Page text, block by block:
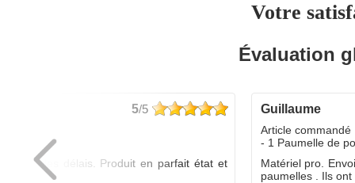
Votre
Évaluation
5/5
dans les délais. Produit en parfait état et
guillaume
Article commandé
- 1 Paumelle de
Matériel pro.
paumelles . Ils ont